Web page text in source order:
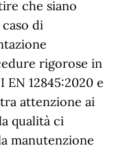
che siano
di
rigorose in
12845:2020 e
attenzione ai
qualità ci
manutenzione